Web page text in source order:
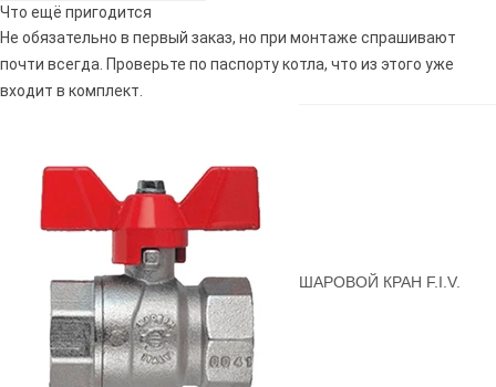
Что ещё пригодится
Не обязательно в первый заказ, но при монтаже спрашивают
почти всегда. Проверьте по паспорту котла, что из этого уже
входит в комплект.
ШАРОВОЙ КРАН F.I.V.